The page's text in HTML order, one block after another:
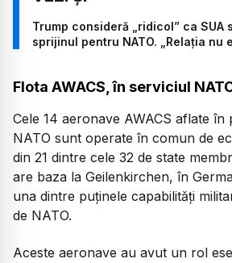
Trump consideră „ridicol” ca SUA
sprijinul pentru NATO. „Relația nu
Flota AWACS, în serviciul
Cele 14 aeronave AWACS aflate
NATO sunt operate în comun de
din 21 dintre cele 32 de state
are baza la Geilenkirchen, în
una dintre puținele capabilități
de NATO.
Aceste aeronave au avut un rol